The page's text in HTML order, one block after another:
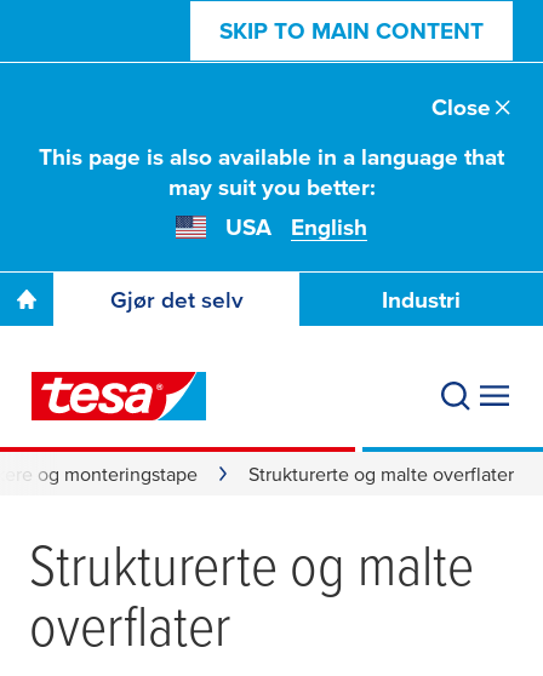
SKIP TO MAIN CONTENT
This page is also available in a language that
may suit you better:
USA
English
Close
Gjør det selv Industri
og monteringstape Strukturerte og malte overflater
Strukturerte og malte
overflater